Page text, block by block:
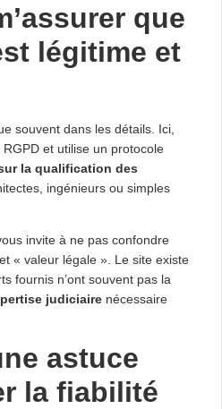
que
légitime et
souvent dans les détails. Ici,
et utilise un protocole
la qualification des
ingénieurs ou simples
invite à ne pas confondre
« valeur légale ». Le site existe
fournis n’ont souvent pas la
judiciaire nécessaire
astuce
la fiabilité